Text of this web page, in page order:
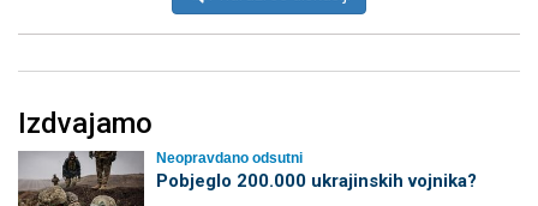
Izdvajamo
Neopravdano odsutni
Pobjeglo 200.000 ukrajinskih vojnika?